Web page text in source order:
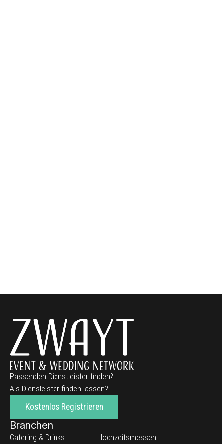
Passenden Dienstleister finden?
Als Diensleister finden lassen?
Kostenlos Registrieren
Branchen
Catering & Drinks Hochzeitsmessen